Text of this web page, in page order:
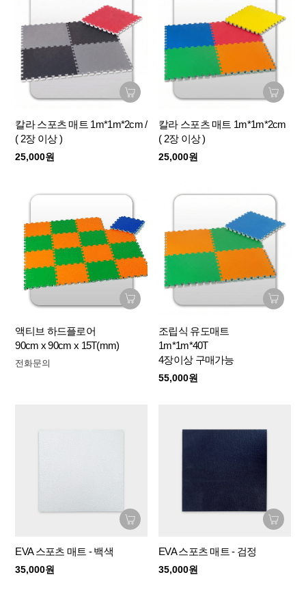
칼라 스포츠 매트 1m*1m*2cm /
( 2장 이상 )
25,000원
칼라 스포츠 매트 1m*1m*2cm
( 2장 이상 )
25,000원
액티브 하드플로어
90cm x 90cm x 15T(mm)
전화문의
조립식 유도매트
1m*1m*40T
4장이상 구매가능
55,000원
EVA 스포츠 매트 - 백색
35,000원
EVA 스포츠 매트 - 검정
35,000원